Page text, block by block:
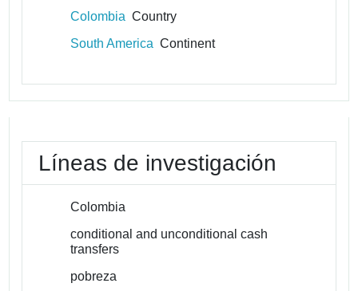
Colombia Country
South America Continent
Líneas de investigación
Colombia
conditional and unconditional cash
transfers
pobreza